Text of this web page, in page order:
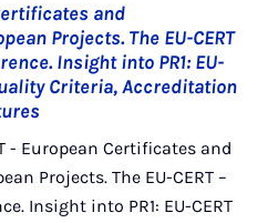
and
Projects. The EU-CERT
Insight into PR1: EU-
Criteria, Accreditation
- European Certificates and
Projects. The EU-CERT –
Insight into PR1: EU-CERT